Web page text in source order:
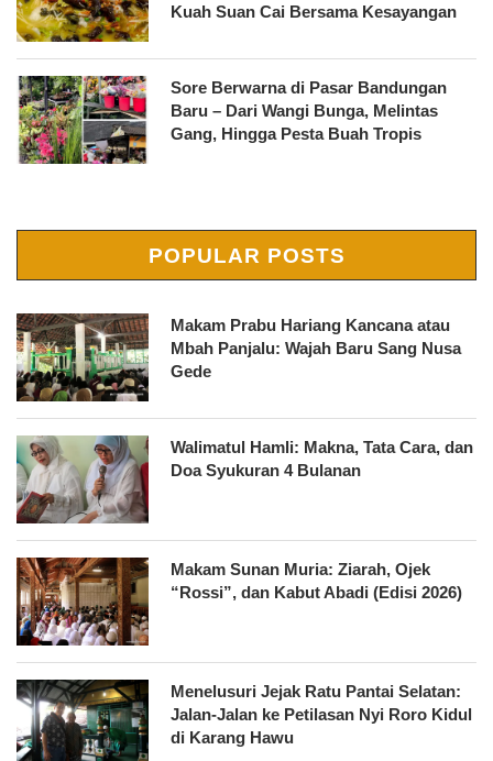
Kuah Suan Cai Bersama Kesayangan
Sore Berwarna di Pasar Bandungan
Baru – Dari Wangi Bunga, Melintas
Gang, Hingga Pesta Buah Tropis
POPULAR POSTS
Makam Prabu Hariang Kancana atau
Mbah Panjalu: Wajah Baru Sang Nusa
Gede
Walimatul Hamli: Makna, Tata Cara, dan
Doa Syukuran 4 Bulanan
Makam Sunan Muria: Ziarah, Ojek
“Rossi”, dan Kabut Abadi (Edisi 2026)
Menelusuri Jejak Ratu Pantai Selatan:
Jalan-Jalan ke Petilasan Nyi Roro Kidul
di Karang Hawu